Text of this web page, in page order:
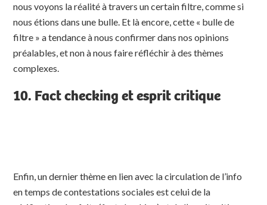
nous voyons la réalité à travers un certain filtre, comme si
nous étions dans une bulle. Et là encore, cette « bulle de
filtre » a tendance à nous confirmer dans nos opinions
préalables, et non à nous faire réfléchir à des thèmes
complexes.
10. Fact checking et esprit critique
Enfin, un dernier thème en lien avec la circulation de l’info
en temps de contestations sociales est celui de la